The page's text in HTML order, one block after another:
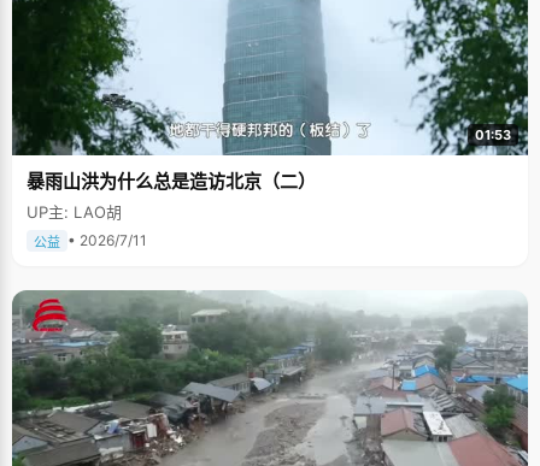
01:53
暴雨山洪为什么总是造访北京（二）
UP主: LAO胡
公益 • 2026/7/11